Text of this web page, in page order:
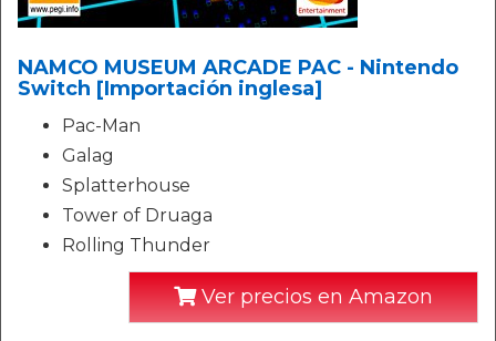
NAMCO MUSEUM ARCADE PAC - Nintendo
Switch [Importación inglesa]
Pac-Man
Galag
Splatterhouse
Tower of Druaga
Rolling Thunder
Ver precios en Amazon